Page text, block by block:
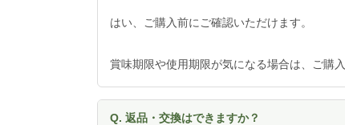
はい、ご購入前にご確認いただけます。
賞味期限や使用期限が気になる場合は、ご購
Q. 返品・交換はできますか？